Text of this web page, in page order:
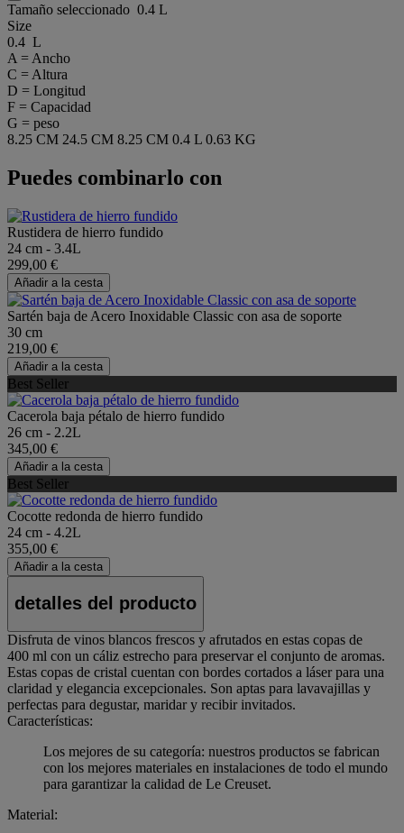
Tamaño seleccionado 0.4 L
Size
0.4 L
A = Ancho
C = Altura
D = Longitud
F = Capacidad
G = peso
8.25 CM 24.5 CM 8.25 CM 0.4 L 0.63 KG
Puedes combinarlo con
Rustidera de hierro fundido
24 cm - 3.4L
299,00 €
Añadir a la cesta
Sartén baja de Acero Inoxidable Classic con asa de soporte
30 cm
219,00 €
Añadir a la cesta
Best Seller
Cacerola baja pétalo de hierro fundido
26 cm - 2.2L
345,00 €
Añadir a la cesta
Best Seller
Cocotte redonda de hierro fundido
24 cm - 4.2L
355,00 €
Añadir a la cesta
detalles del producto
Disfruta de vinos blancos frescos y afrutados en estas copas de
400 ml con un cáliz estrecho para preservar el conjunto de aromas.
Estas copas de cristal cuentan con bordes cortados a láser para una
claridad y elegancia excepcionales. Son aptas para lavavajillas y
perfectas para degustar, maridar y recibir invitados.
Características:
Los mejores de su categoría: nuestros productos se fabrican
con los mejores materiales en instalaciones de todo el mundo
para garantizar la calidad de Le Creuset.
Material: